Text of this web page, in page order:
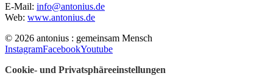
E-Mail: info@antonius.de
Web: www.antonius.de
© 2026 antonius : gemeinsam Mensch
InstagramFacebookYoutube
Cookie- und Privatsphäreeinstellungen